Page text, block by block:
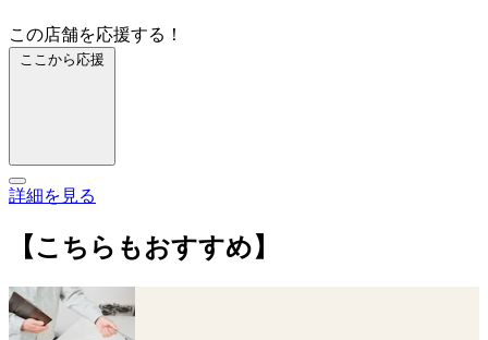
この店舗を応援する！
ここから応援
詳細を見る
【こちらもおすすめ】